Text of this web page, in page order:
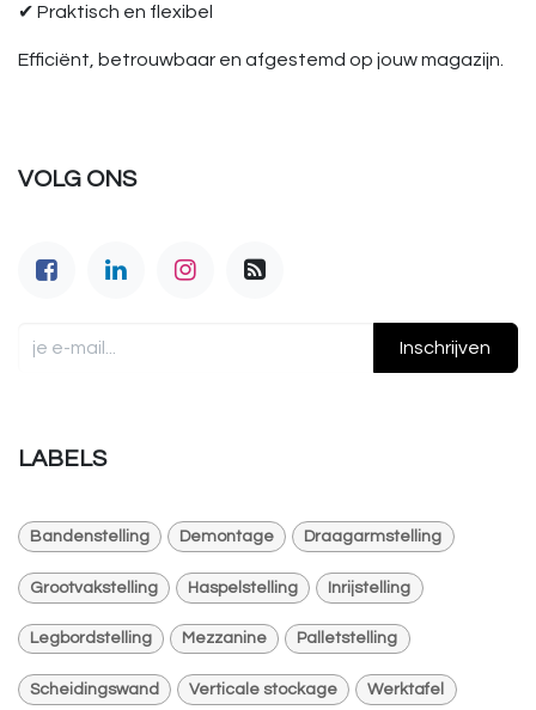
✔ Praktisch en flexibel
Efficiënt, betrouwbaar en afgestemd op jouw magazijn.
VOLG ONS
Inschrijven
LABELS
Bandenstelling Demontage Draagarmstelling
Grootvakstelling Haspelstelling Inrijstelling
Legbordstelling Mezzanine Palletstelling
Scheidingswand Verticale stockage Werktafel